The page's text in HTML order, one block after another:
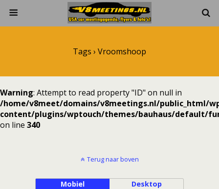
Tags › Vroomshoop
Warning: Attempt to read property "ID" on null in
/home/v8meet/domains/v8meetings.nl/public_html/
content/plugins/wptouch/themes/bauhaus/default/
on line 340
Terug naar boven
Mobiel Desktop